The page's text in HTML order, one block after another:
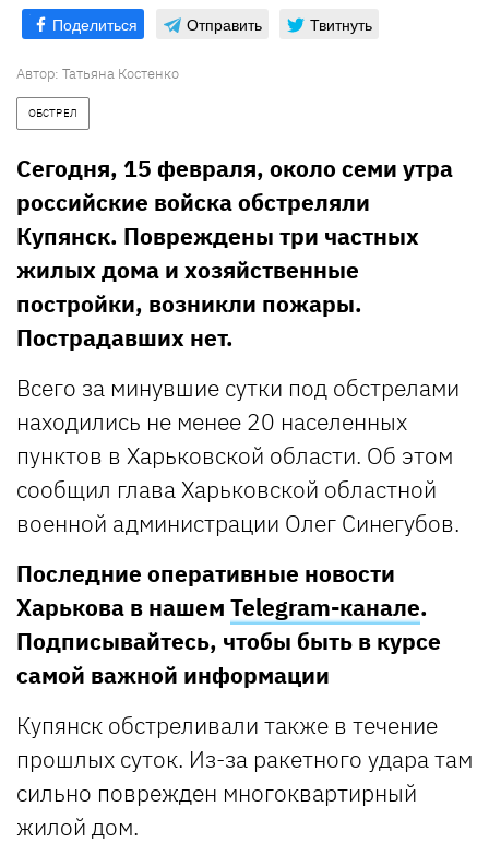
Поделиться Отправить Твитнуть
Автор: Татьяна Костенко
ОБСТРЕЛ
Сегодня, 15 февраля, около семи утра
российские войска обстреляли
Купянск. Повреждены три частных
жилых дома и хозяйственные
постройки, возникли пожары.
Пострадавших нет.
Всего за минувшие сутки под обстрелами
находились не менее 20 населенных
пунктов в Харьковской области. Об этом
сообщил глава Харьковской областной
военной администрации Олег Синегубов.
Последние оперативные новости
Харькова в нашем Telegram-канале.
Подписывайтесь, чтобы быть в курсе
самой важной информации
Купянск обстреливали также в течение
прошлых суток. Из-за ракетного удара там
сильно поврежден многоквартирный
жилой дом.